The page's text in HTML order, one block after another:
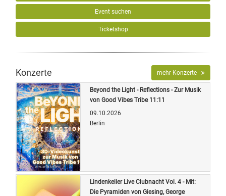
Event suchen
Ticketshop
Konzerte mehr Konzerte
Quelle: Veranstalter
Beyond the Light - Reflections - Zur Musik
von Good Vibes Tribe 11:11
09.10.2026
Berlin
Lindenkeller Live Clubnacht Vol. 4 - Mit:
Die Pyramiden von Giesing, George